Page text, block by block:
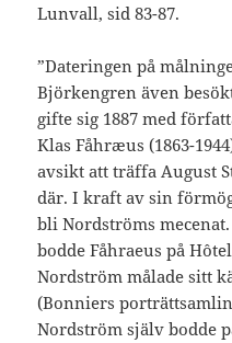
Lunvall, sid 83-87.
”Dateringen på
Björkengren även
gifte sig 1887 med
Klas Fåhræus (1863-
avsikt att träffa August
där. I kraft av sin
bli Nordströms
bodde Fåhraeus på
Nordström målade sitt
(Bonniers
Nordström själv bodde